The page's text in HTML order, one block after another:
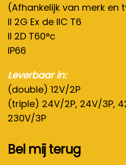
(Afhankelijk van merk en
II 2G Ex de IIC T6
II 2D T60°c
IP66
Leverbaar in:
(double) 12V/2P
(triple) 24V/2P, 24V/3P,
230V/3P
Bel mij terug